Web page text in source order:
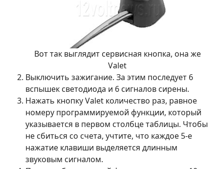
Вот так выглядит сервисная кнопка, она же
Valet
Выключить зажигание. За этим последует 6
вспышек светодиода и 6 сигналов сирены.
Нажать кнопку Valet количество раз, равное
номеру программируемой функции, который
указывается в первом столбце таблицы. Чтобы
не сбиться со счета, учтите, что каждое 5-е
нажатие клавиши выделяется длинным
звуковым сигналом.